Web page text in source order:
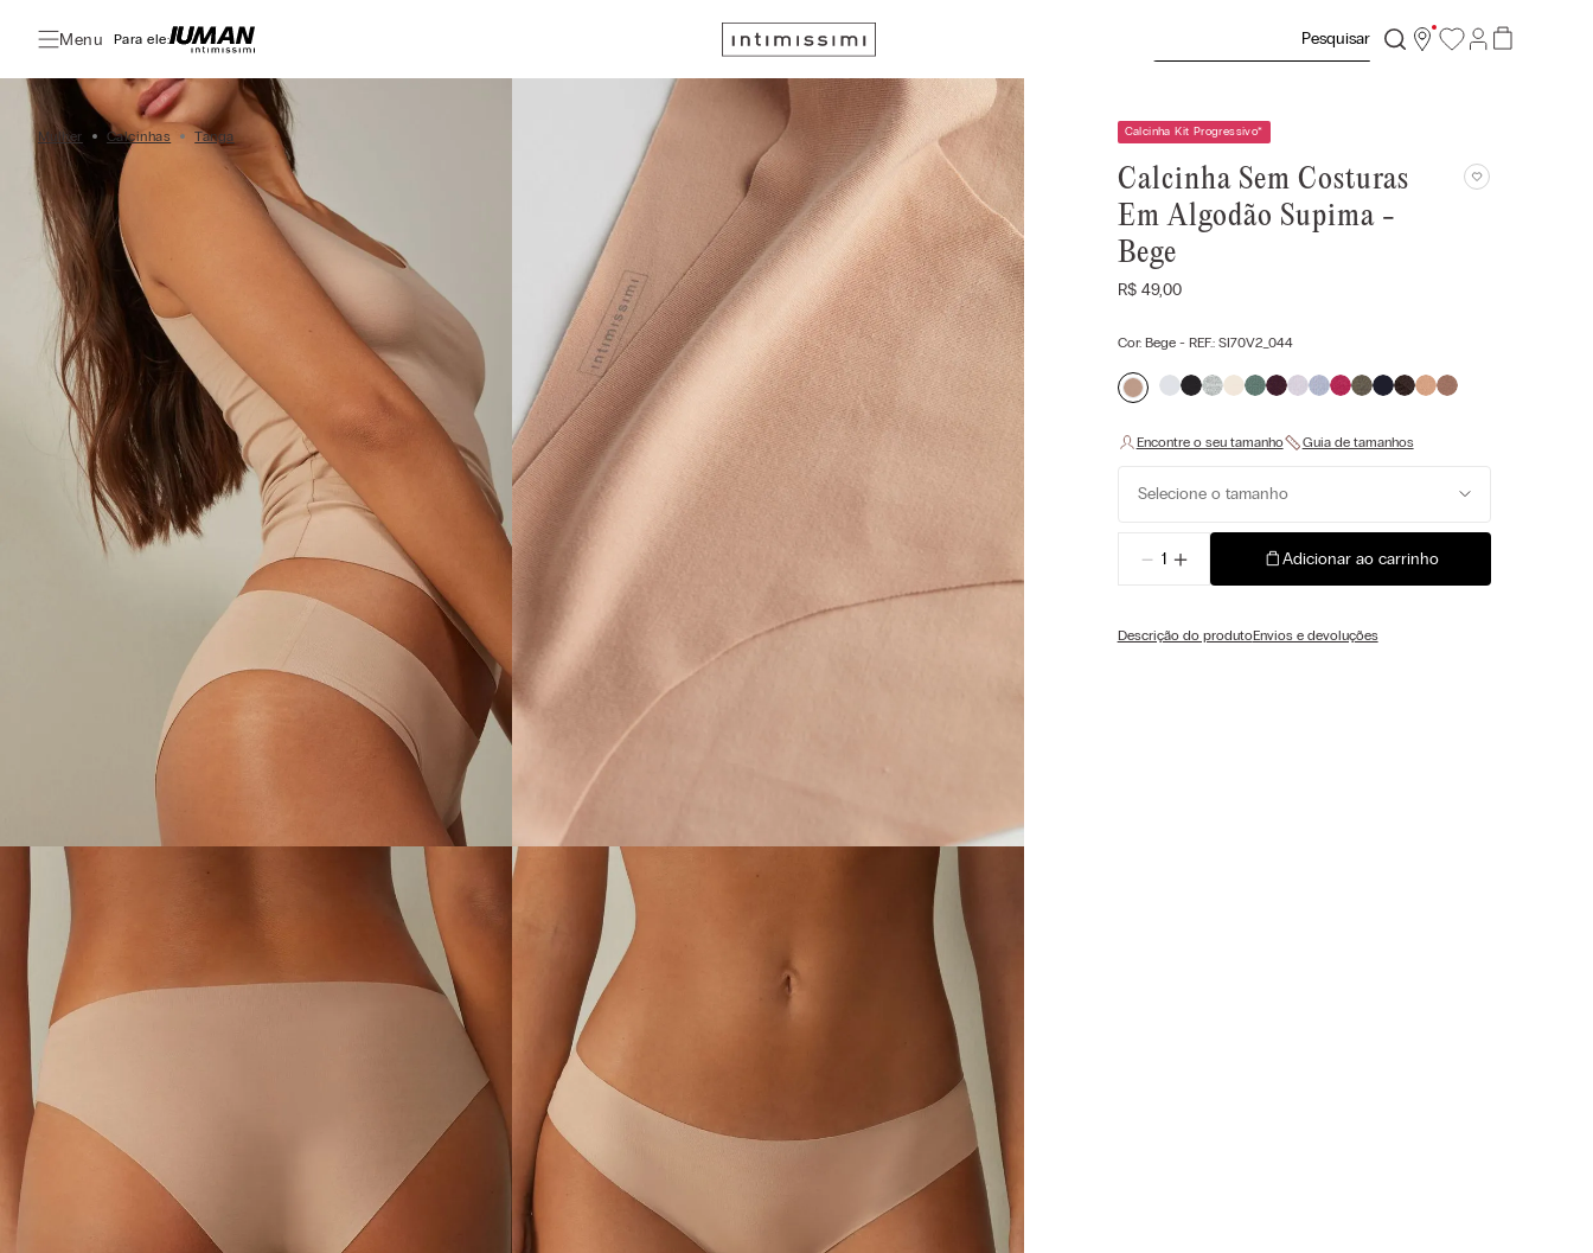
Menu Para ele:
Mulher Calcinhas Tanga Calcinha Kit Progressivo*
Calcinha Sem Costuras
Em Algodão Supima -
Bege
R$ 49,00
Cor: Bege- REF.: SI70V2_044
Selecione o tamanho
＋
－ Adicionar ao carrinho
Descrição do produtoEnvios e devoluções